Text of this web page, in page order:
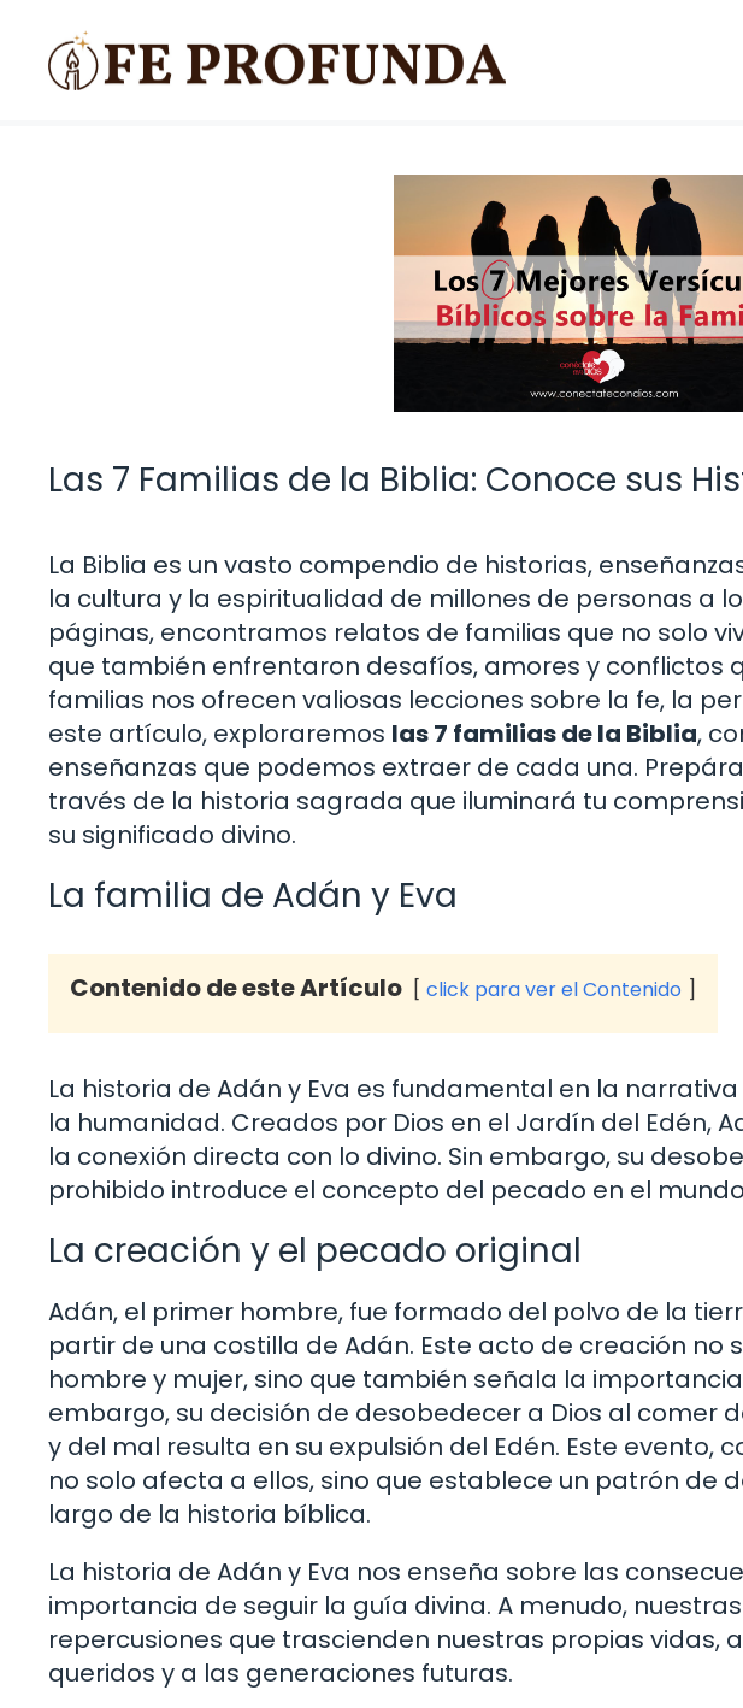
contenido
Las 7 Familias de la Biblia: Conoce sus
La Biblia es un vasto compendio de historias,
la cultura y la espiritualidad de millones de personas a
páginas, encontramos relatos de familias que no solo
que también enfrentaron desafíos, amores y conflictos
familias nos ofrecen valiosas lecciones sobre la fe, la
este artículo, exploraremos las 7 familias de la Biblia,
enseñanzas que podemos extraer de cada una.
través de la historia sagrada que iluminará tu
su significado divino.
La familia de Adán y Eva
Contenido de este Artículo click para ver el Contenido
La historia de Adán y Eva es fundamental en la
la humanidad. Creados por Dios en el Jardín del Edén,
la conexión directa con lo divino. Sin embargo, su
prohibido introduce el concepto del pecado en el
La creación y el pecado original
Adán, el primer hombre, fue formado del polvo de la
partir de una costilla de Adán. Este acto de creación no
hombre y mujer, sino que también señala la
embargo, su decisión de desobedecer a Dios al comer
y del mal resulta en su expulsión del Edén. Este evento,
no solo afecta a ellos, sino que establece un patrón de
largo de la historia bíblica.
La historia de Adán y Eva nos enseña sobre las
importancia de seguir la guía divina. A menudo,
repercusiones que trascienden nuestras propias vidas,
queridos y a las generaciones futuras.